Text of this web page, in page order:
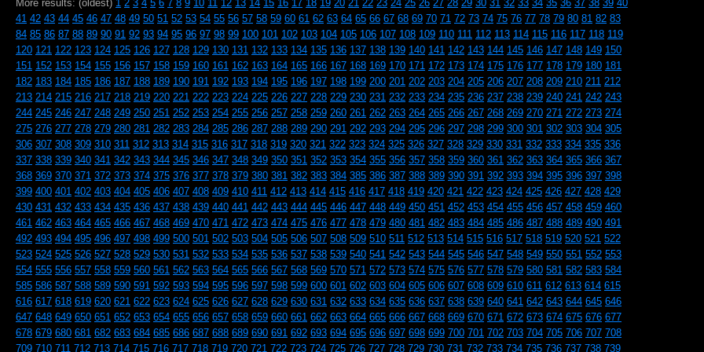
More results: (oldest) 1 2 3 4 5 6 7 8 9 10 11 12 13 14 15 16 17 18 19 20 21 22 23 24 25 26 27 28 29 30 31 32 33 34 35 36 37 38 39 40
41 42 43 44 45 46 47 48 49 50 51 52 53 54 55 56 57 58 59 60 61 62 63 64 65 66 67 68 69 70 71 72 73 74 75 76 77 78 79 80 81 82 83
84 85 86 87 88 89 90 91 92 93 94 95 96 97 98 99 100 101 102 103 104 105 106 107 108 109 110 111 112 113 114 115 116 117 118 119
120 121 122 123 124 125 126 127 128 129 130 131 132 133 134 135 136 137 138 139 140 141 142 143 144 145 146 147 148 149 150
151 152 153 154 155 156 157 158 159 160 161 162 163 164 165 166 167 168 169 170 171 172 173 174 175 176 177 178 179 180 181
182 183 184 185 186 187 188 189 190 191 192 193 194 195 196 197 198 199 200 201 202 203 204 205 206 207 208 209 210 211 212
213 214 215 216 217 218 219 220 221 222 223 224 225 226 227 228 229 230 231 232 233 234 235 236 237 238 239 240 241 242 243
244 245 246 247 248 249 250 251 252 253 254 255 256 257 258 259 260 261 262 263 264 265 266 267 268 269 270 271 272 273 274
275 276 277 278 279 280 281 282 283 284 285 286 287 288 289 290 291 292 293 294 295 296 297 298 299 300 301 302 303 304 305
306 307 308 309 310 311 312 313 314 315 316 317 318 319 320 321 322 323 324 325 326 327 328 329 330 331 332 333 334 335 336
337 338 339 340 341 342 343 344 345 346 347 348 349 350 351 352 353 354 355 356 357 358 359 360 361 362 363 364 365 366 367
368 369 370 371 372 373 374 375 376 377 378 379 380 381 382 383 384 385 386 387 388 389 390 391 392 393 394 395 396 397 398
399 400 401 402 403 404 405 406 407 408 409 410 411 412 413 414 415 416 417 418 419 420 421 422 423 424 425 426 427 428 429
430 431 432 433 434 435 436 437 438 439 440 441 442 443 444 445 446 447 448 449 450 451 452 453 454 455 456 457 458 459 460
461 462 463 464 465 466 467 468 469 470 471 472 473 474 475 476 477 478 479 480 481 482 483 484 485 486 487 488 489 490 491
492 493 494 495 496 497 498 499 500 501 502 503 504 505 506 507 508 509 510 511 512 513 514 515 516 517 518 519 520 521 522
523 524 525 526 527 528 529 530 531 532 533 534 535 536 537 538 539 540 541 542 543 544 545 546 547 548 549 550 551 552 553
554 555 556 557 558 559 560 561 562 563 564 565 566 567 568 569 570 571 572 573 574 575 576 577 578 579 580 581 582 583 584
585 586 587 588 589 590 591 592 593 594 595 596 597 598 599 600 601 602 603 604 605 606 607 608 609 610 611 612 613 614 615
616 617 618 619 620 621 622 623 624 625 626 627 628 629 630 631 632 633 634 635 636 637 638 639 640 641 642 643 644 645 646
647 648 649 650 651 652 653 654 655 656 657 658 659 660 661 662 663 664 665 666 667 668 669 670 671 672 673 674 675 676 677
678 679 680 681 682 683 684 685 686 687 688 689 690 691 692 693 694 695 696 697 698 699 700 701 702 703 704 705 706 707 708
709 710 711 712 713 714 715 716 717 718 719 720 721 722 723 724 725 726 727 728 729 730 731 732 733 734 735 736 737 738 739